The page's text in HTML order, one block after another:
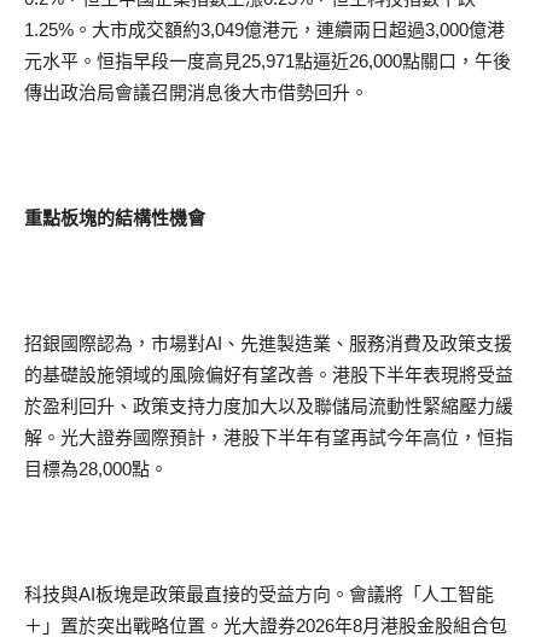
1.25%。大市成交額約3,049億港元，連續兩日超過3,000億港
元水平。恒指早段一度高見25,971點逼近26,000點關口，午後
傳出政治局會議召開消息後大市借勢回升。
重點板塊的結構性機會
招銀國際認為，市場對AI、先進製造業、服務消費及政策支援
的基礎設施領域的風險偏好有望改善。港股下半年表現將受益
於盈利回升、政策支持力度加大以及聯儲局流動性緊縮壓力緩
解。光大證券國際預計，港股下半年有望再試今年高位，恒指
目標為28,000點。
科技與AI板塊是政策最直接的受益方向。會議將「人工智能
＋」置於突出戰略位置。光大證券2026年8月港股金股組合包